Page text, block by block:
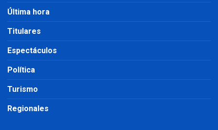
Última hora
Titulares
Espectáculos
Política
Turismo
Regionales